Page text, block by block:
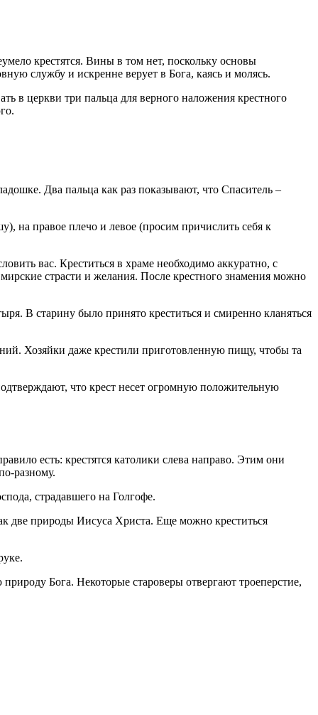
крестятся. Вины в том нет, поскольку основы
службу и искренне верует в Бога, каясь и молясь.
в церкви три пальца для верного наложения крестного
Два пальца как раз показывают, что Спаситель –
на правое плечо и левое (просим причислить себя к
вас. Креститься в храме необходимо аккуратно, с
страсти и желания. После крестного знамения можно
В старину было принято креститься и смиренно кланяться
Хозяйки даже крестили приготовленную пищу, чтобы та
что крест несет огромную положительную
есть: крестятся католики слева направо. Этим они
разному.
страдавшего на Голгофе.
две природы Иисуса Христа. Еще можно креститься
Бога. Некоторые староверы отвергают троеперстие,